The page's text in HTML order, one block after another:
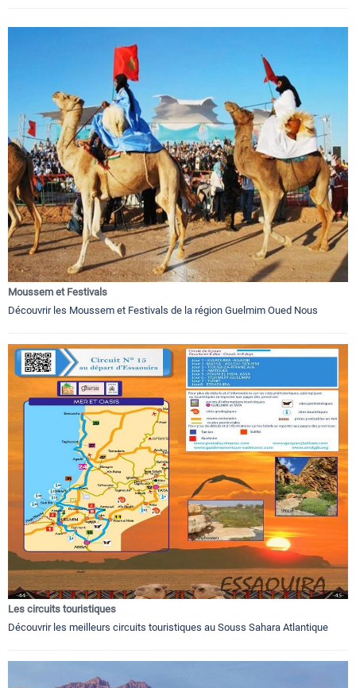
Moussem et Festivals
Découvrir les Moussem et Festivals de la région Guelmim Oued Nous
Les circuits touristiques
Découvrir les meilleurs circuits touristiques au Souss Sahara Atlantique